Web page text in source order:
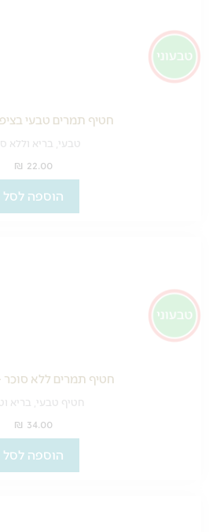
חטיף תמרים טבעי
טבעי, בריא וללא
₪ 22.00
הוספה לסל
חטיף תמרים ללא סוכר – 300
חטיף טבעי, בריא
₪ 34.00
הוספה לסל